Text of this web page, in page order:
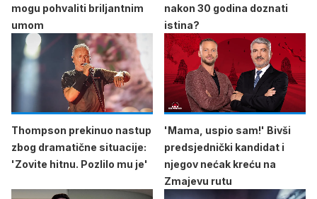
mogu pohvaliti briljantnim
umom
nakon 30 godina doznati
istina?
Thompson prekinuo nastup
zbog dramatične situacije:
'Zovite hitnu. Pozlilo mu je'
'Mama, uspio sam!' Bivši
predsjednički kandidat i
njegov nećak kreću na
Zmajevu rutu